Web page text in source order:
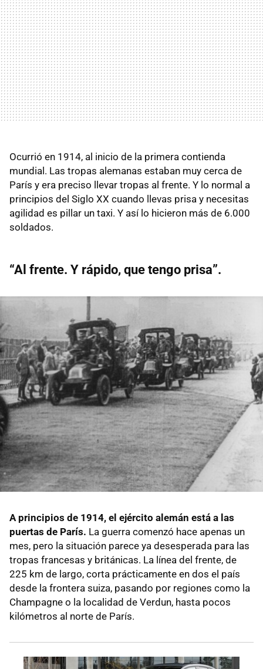
Ocurrió en 1914, al inicio de la primera contienda
mundial. Las tropas alemanas estaban muy cerca de
París y era preciso llevar tropas al frente. Y lo normal a
principios del Siglo XX cuando llevas prisa y necesitas
agilidad es pillar un taxi. Y así lo hicieron más de 6.000
soldados.
“Al frente. Y rápido, que tengo prisa”.
A principios de 1914, el ejército alemán está a las
puertas de París. La guerra comenzó hace apenas un
mes, pero la situación parece ya desesperada para las
tropas francesas y británicas. La línea del frente, de
225 km de largo, corta prácticamente en dos el país
desde la frontera suiza, pasando por regiones como la
Champagne o la localidad de Verdun, hasta pocos
kilómetros al norte de París.